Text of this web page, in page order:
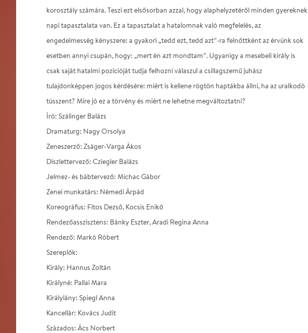
korosztály számára. Teszi ezt elsősorban azzal, hogy alaphelyzetéről minden gyereknek
napi tapasztalata van. Ez a tapasztalat a hatalomnak való megfelelés, az
engedelmesség kényszere: a gyakori „tedd ezt, tedd azt”-ra felnőttként az érvünk sok
esetben annyi csupán, hogy: „mert én azt mondtam”. Ugyanígy a mesebeli király is
csak saját hatalmi pozícióját tudja felhozni válaszul a csillagszemű juhász
tulajdonképpen jogos kérdésére: miért is kellene rögtön haptákba állni, ha az uralkodó
tüsszent? Mire jó ez a törvény és miért ne lehetne megváltoztatni?
Író: Szálinger Balázs
Dramaturg: Nagy Orsolya
Zeneszerző: Zságer-Varga Ákos
Díszlettervező: Cziegler Balázs
Jelmez- és bábtervező: Michac Gábor
Zenei munkatárs: Némedi Árpád
Koreográfus: Fitos Dezső, Kocsis Enikő
Rendezőasszisztens: Bánky Eszter, Aradi Regina Anna
Rendező: Markó Róbert
Szereplők:
Király: Hannus Zoltán
Királyné: Pallai Mara
Királylány: Spiegl Anna
Kancellár: Kovács Judit
Százados: Ács Norbert